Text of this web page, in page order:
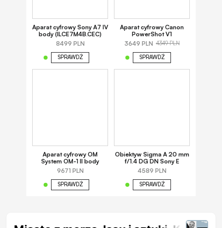
Aparat cyfrowy Sony A7 IV
body (ILCE7M4B.CEC)
8499 PLN
SPRAWDŹ
Aparat cyfrowy Canon
PowerShot V1
3649 PLN 4349 PLN
SPRAWDŹ
Aparat cyfrowy OM
System OM-1 II body
9671 PLN
SPRAWDŹ
Obiektyw Sigma A 20 mm
f/1.4 DG DN Sony E
4589 PLN
SPRAWDŹ